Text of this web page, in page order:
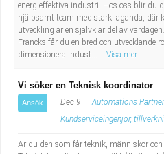
energieffektiva industri. Hos oss blir du
hjälpsamt team med stark laganda, där
utveckling är en självklar del av
Francks får du en bred och utvecklande
dimensionera indust...
Visa mer
Vi söker en Teknisk koordinator
Ansök Dec 9
Automations
Kundserviceingenjör,
Är du den som får teknik, människor